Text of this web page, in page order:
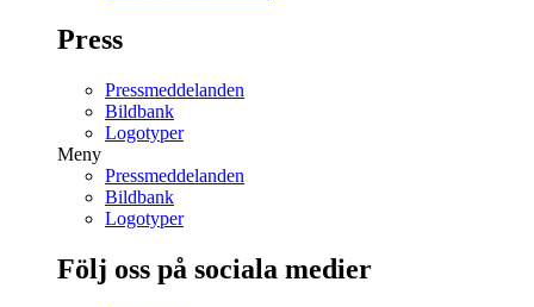
Press
Pressmeddelanden
Bildbank
Logotyper
Meny
Pressmeddelanden
Bildbank
Logotyper
Följ oss på sociala medier